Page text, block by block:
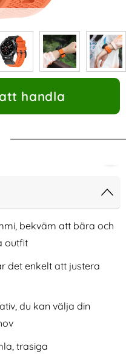
handla
Tech-Protect Garmin Fenix
Armband Steelband
nr 238779
bekväm att bära och
outfit
det enkelt att justera
du kan välja din
trasiga